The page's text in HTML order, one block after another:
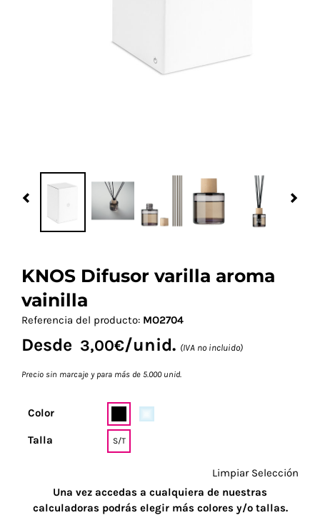
KNOS Difusor varilla aroma
vainilla
Referencia del producto: MO2704
Desde 3,00€/unid. (IVA no incluido)
Precio sin marcaje y para más de 5.000 unid.
Color
Talla S/T
Limpiar Selección
Una vez accedas a cualquiera de nuestras
calculadoras podrás elegir más colores y/o tallas.